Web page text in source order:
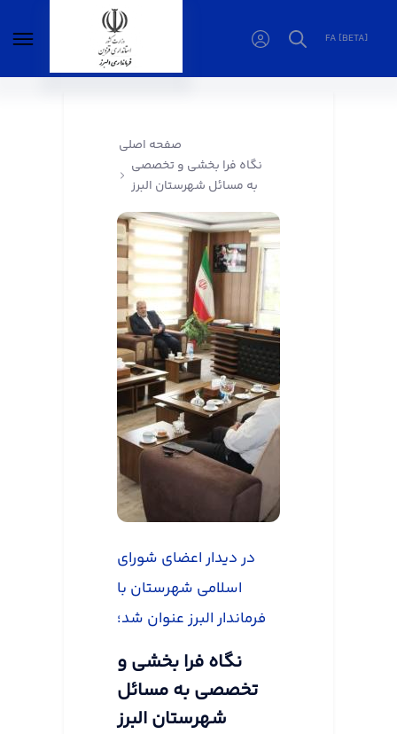
FA [BETA]
صفحه اصلی
نگاه فرا بخشی و تخصصی
به مسائل شهرستان البرز
در دیدار اعضای شورای
اسلامی شهرستان با
فرماندار البرز عنوان شد؛
نگاه فرا بخشی و
تخصصی به مسائل
شهرستان البرز